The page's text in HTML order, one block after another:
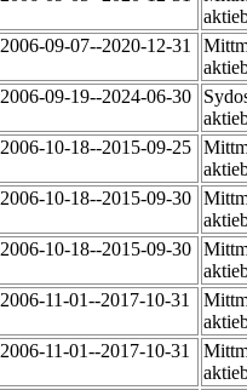
2006-09-07--2020-12-31
2006-09-19--2024-06-30
2006-10-18--2015-09-25
2006-10-18--2015-09-30
2006-10-18--2015-09-30
2006-11-01--2017-10-31
2006-11-01--2017-10-31